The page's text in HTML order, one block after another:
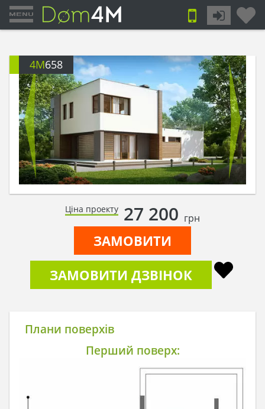
4M658
Ціна проекту 27 200 грн
ЗАМОВИТИ
ЗАМОВИТИ ДЗВІНОК
Плани поверхів
Перший поверх: